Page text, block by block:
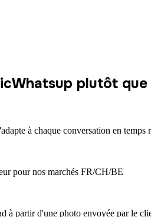
plutôt que
à chaque conversation en temps
pour nos marchés FR/CH/BE
à partir d'une photo envoyée par le